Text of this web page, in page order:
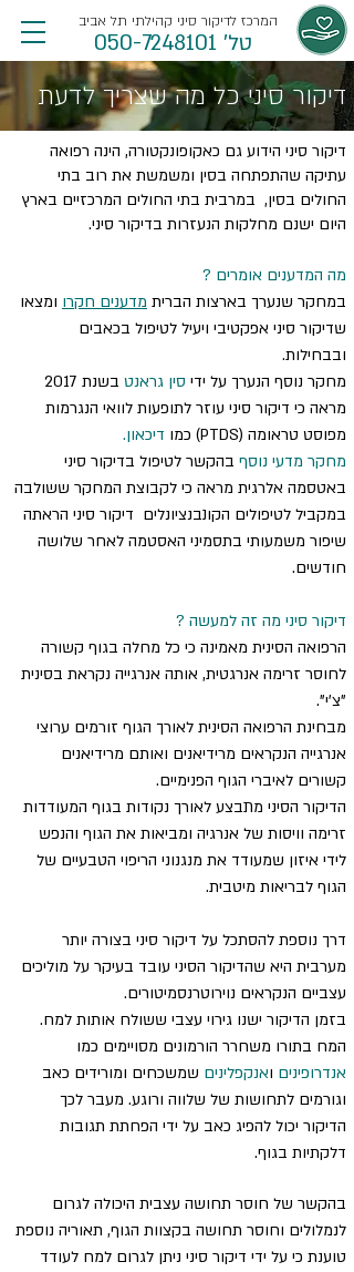
טל' 050-7248101
המרכז לדיקור סיני קהילתי תל אביב
דיקור סיני כל מה שצריך לדעת
דיקור סיני הידוע גם כאקופונקטורה, הינה רפואה
עתיקה שהתפתחה בסין ומשמשת את רוב בתי
החולים בסין, במרבית בתי החולים המרכזיים בארץ
היום ישנם מחלקות הנעזרות בדיקור סיני.
מה המדענים אומרים ?
במחקר שנערך בארצות הברית מדענים חקרו ומצאו
שדיקור סיני אפקטיבי ויעיל לטיפול בכאבים
ובבחילות.
מחקר נוסף הנערך על ידי סין גראנט
בשנת 2017
מראה כי דיקור סיני עוזר לתופעות לוואי הנגרמות
מפוסט טראומה (PTDS) כמו
דיכאון.
מחקר מדעי נוסף בהקשר לטיפול בדיקור סיני
באטסמה אלרגית מראה כי לקבוצת המחקר ששולבה
במקביל לטיפולים הקונבנציונלים דיקור סיני הראתה
שיפור משמעותי בתסמיני האסטמה לאחר שלושה
חודשים.
דיקור סיני מה זה למעשה ?
הרפואה הסינית מאמינה כי כל מחלה בגוף קשורה
לחוסר זרימה אנרגטית, אותה אנרגייה נקראת בסינית
"צ'י".
מבחינת הרפואה הסינית לאורך הגוף זורמים ערוצי
אנרגייה הנקראים מרידיאנים ואותם מרידיאנים
קשורים לאיברי הגוף הפנימיים.
הדיקור הסיני מתבצע לאורך נקודות בגוף המעודדות
זרימה וויסות של אנרגיה ומביאות את הגוף והנפש
לידי איזון שמעודד את מנגנוני הריפוי הטבעיים של
הגוף לבריאות מיטבית.
דרך נוספת להסתכל על דיקור סיני בצורה יותר
מערבית היא שהדיקור הסיני עובד בעיקר על מוליכים
עצביים הנקראים נוירוטרנסמיטורים.
בזמן הדיקור ישנו גירוי עצבי ששולח אותות למח.
המח בתורו משחרר הורמונים מסויימים כמו
אנדרופינים ואנקפלינים שמשכחים ומורידים כאב
וגורמים לתחושות של שלווה ורוגע. מעבר לכך
הדיקור יכול להפיג כאב על ידי הפחתת תגובות
דלקתיות בגוף.
בהקשר של חוסר תחושה עצבית היכולה לגרום
לנמלולים וחוסר תחושה בקצוות הגוף, תאוריה נוספת
טוענת כי על ידי דיקור סיני ניתן לגרום למח לעודד